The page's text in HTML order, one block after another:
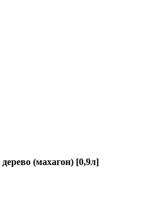
(махагон) [0,9л]